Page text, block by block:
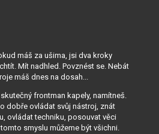
máš za ušima, jsi dva kroky
Mít nadhled. Povznést se. Nebát
máš dnes na dosah...
frontman kapely, namítneš.
dobře ovládat svůj nástroj, znát
ovládat techniku, posouvat věci
smyslu můžeme být všichni.